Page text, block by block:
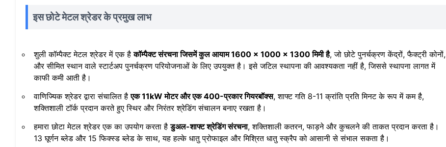
इस छोटे मेटल श्रेडर के प्रमुख लाभ
शुली कॉम्पैक्ट मेटल श्रेडर में एक हैकॉम्पैक्ट संरचना जिसमें कुल आयाम 1600 × 1000 × 1300 मिमी है, जो छोटे पुनर्चक्रण केंद्रों, फैक्ट्री कोनों,
और सीमित स्थान वाले स्टार्टअप पुनर्चक्रण परियोजनाओं के लिए उपयुक्त है। इसे जटिल स्थापना की आवश्यकता नहीं है, जिससे स्थापना लागत में
काफी कमी आती है।
वाणिज्यिक श्रेडर द्वारा संचालित हैएक 11kW मोटर और एक 400-प्रकार गियरबॉक्स, शाफ्ट गति 8-11 क्रांति प्रति मिनट के रूप में कम है,
शक्तिशाली टॉर्क प्रदान करते हुए स्थिर और निरंतर श्रेडिंग संचालन बनाए रखता है।
हमारा छोटा मेटल श्रेडर एक का उपयोग करता हैडुअल-शाफ्ट श्रेडिंग संरचना, शक्तिशाली कतरन, फाड़ने और कुचलने की ताकत प्रदान करता है।
13 घूर्णन ब्लेड और 15 फिक्स्ड ब्लेड के साथ, यह हल्के धातु प्रोफाइल और मिश्रित धातु स्क्रैप को आसानी से संभाल सकता है।